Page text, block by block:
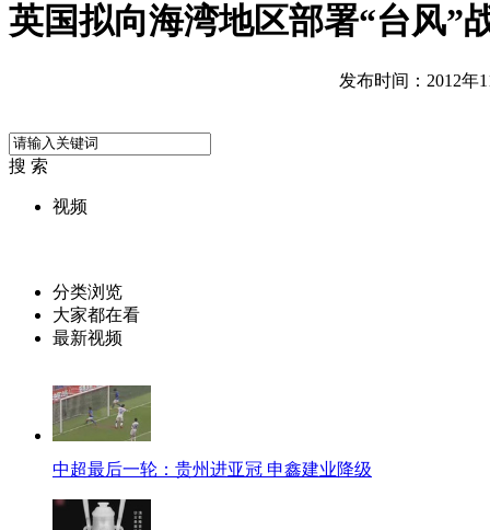
英国拟向海湾地区部署“台风”
发布时间：2012年
搜 索
视频
分类浏览
大家都在看
最新视频
中超最后一轮：贵州进亚冠 申鑫建业降级